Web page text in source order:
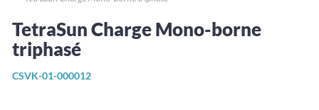
TetraSun Charge Mono-borne
triphasé
CSVK-01-000012